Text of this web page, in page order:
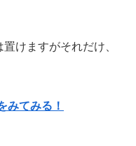
けますがそれだけ、
みてみる！